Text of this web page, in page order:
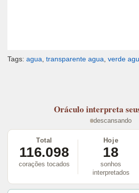
Tags: agua transparente agua verde
Oráculo interpreta
descansando
Total
116.098
corações tocados
Hoje
18
sonhos
interpretados